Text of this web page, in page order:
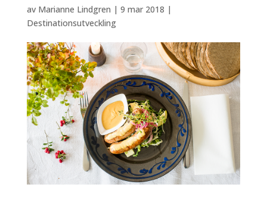
av Marianne Lindgren | 9 mar 2018 |
Destinationsutveckling